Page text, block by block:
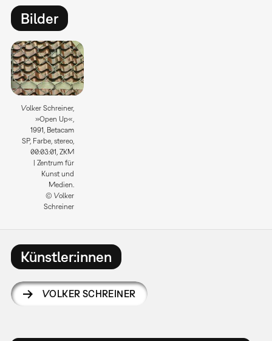
Bilder
Volker Schreiner,
»Open Up«,
1991, Betacam
SP, Farbe, stereo,
00:03:01, ZKM
| Zentrum für
Kunst und
Medien.
© Volker
Schreiner
Künstler:innen
VOLKER SCHREINER